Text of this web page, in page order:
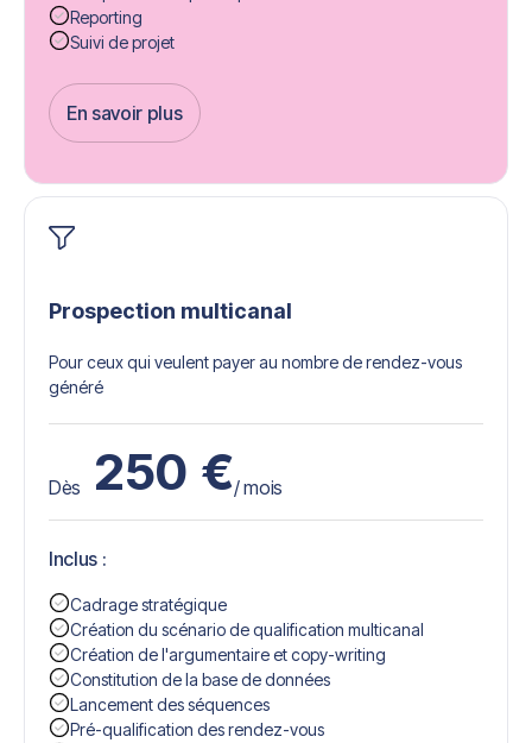
Reporting
Suivi de projet
En savoir plus
Get Started
Prospection multicanal
Pour ceux qui veulent payer au nombre de rendez-vous
généré
Dès 250 €/ mois
Inclus :
Cadrage stratégique
Création du scénario de qualification multicanal
Création de l'argumentaire et copy-writing
Constitution de la base de données
Lancement des séquences
Pré-qualification des rendez-vous